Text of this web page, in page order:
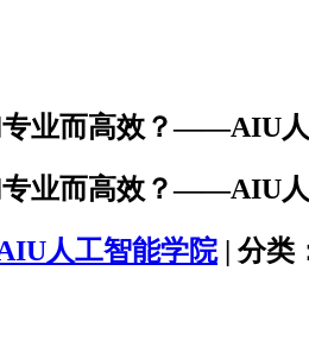
专业而高效？——AIU
专业而高效？——AIU
人工智能学院| 分类